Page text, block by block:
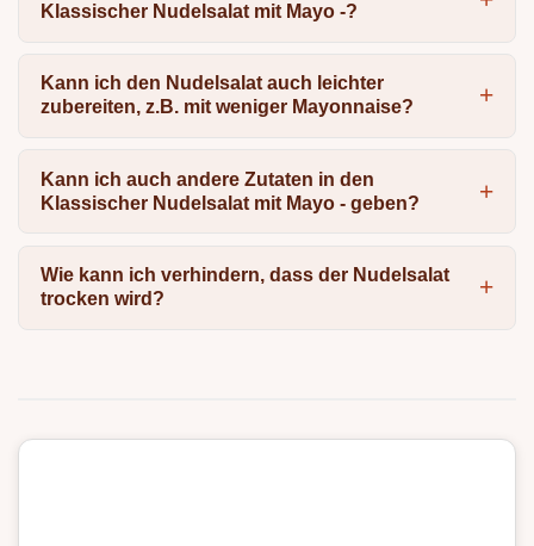
Klassischer Nudelsalat mit Mayo -?
Kann ich den Nudelsalat auch leichter
zubereiten, z.B. mit weniger Mayonnaise?
Kann ich auch andere Zutaten in den
Klassischer Nudelsalat mit Mayo - geben?
Wie kann ich verhindern, dass der Nudelsalat
trocken wird?